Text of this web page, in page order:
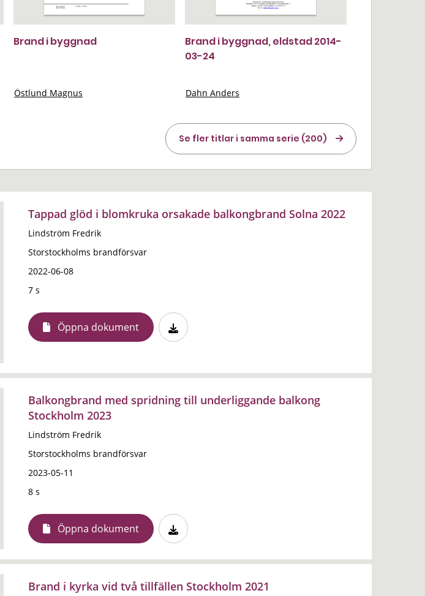
Brand i byggnad
Östlund Magnus
Brand i byggnad, eldstad 2014-
03-24
Dahn Anders
Se fler titlar i samma serie (200)
Tappad glöd i blomkruka orsakade balkongbrand Solna 2022
Lindström Fredrik
Storstockholms brandförsvar
2022-06-08
7 s
Öppna dokument
Balkongbrand med spridning till underliggande balkong
Stockholm 2023
Lindström Fredrik
Storstockholms brandförsvar
2023-05-11
8 s
Öppna dokument
Brand i kyrka vid två tillfällen Stockholm 2021